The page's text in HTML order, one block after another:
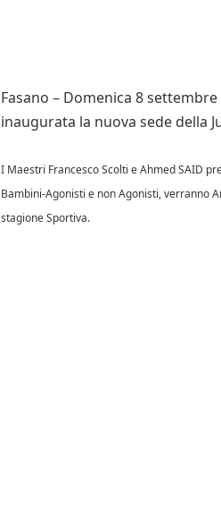
Fasano – Domenica 8
inaugurata la nuova sede della
I Maestri Francesco Scolti e Ahmed SAID
Bambini-Agonisti e non Agonisti, verranno
stagione Sportiva.